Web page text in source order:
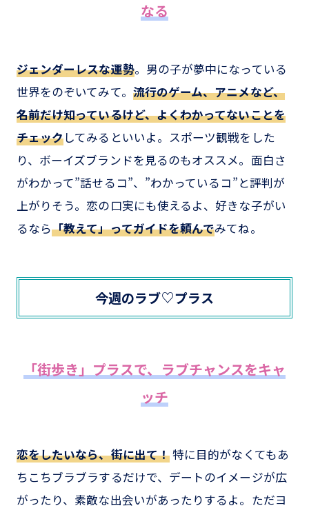
なる
ジェンダーレスな運勢。男の子が夢中になっている
世界をのぞいてみて。 流行のゲーム、アニメなど、
名前だけ知っているけど、よくわかってないことを
チェックしてみるといいよ。スポーツ観戦をした
り、ボーイズブランドを見るのもオススメ。面白さ
がわかって”話せるコ”、”わかっているコ”と評判が
上がりそう。恋の口実にも使えるよ、好きな子がい
るなら「教えて」ってガイドを頼んでみてね。
今週のラブ♡プラス
「街歩き」プラスで、ラブチャンスをキャ
ッチ
恋をしたいなら、街に出て！特に目的がなくてもあ
ちこちブラブラするだけで、デートのイメージが広
がったり、素敵な出会いがあったりするよ。ただヨ